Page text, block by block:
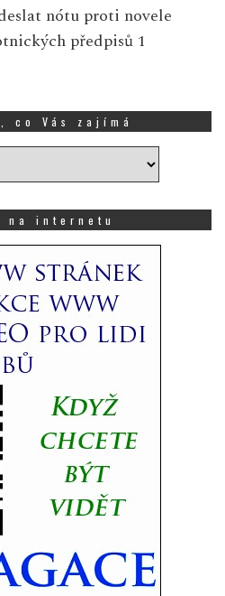
nótu proti novele
předpisů 1
co Vás zajímá
na internetu